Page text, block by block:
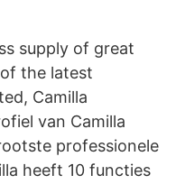
supply of great
the latest
Camilla
van Camilla
professionele
heeft 10 functies